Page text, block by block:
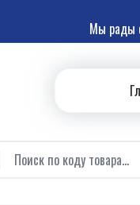
Мы рады